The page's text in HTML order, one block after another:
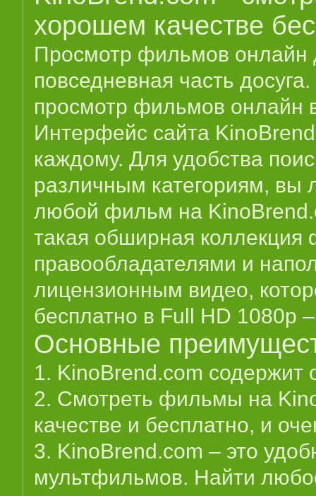
хорошем качестве
Просмотр фильмов онлайн
повседневная часть
просмотр фильмов онлайн
Интерфейс сайта
каждому. Для удобства
различным категориям, вы
любой фильм на
такая обширная
правообладателями и
лицензионным видео,
бесплатно в Full HD 1080p
Основные
1. KinoBrend.com
2. Смотреть фильмы на
качестве и бесплатно, и
3. KinoBrend.com – это
мультфильмов. Найти